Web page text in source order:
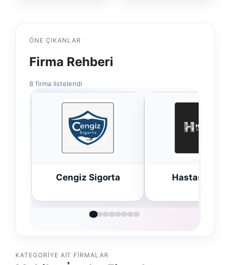
ÖNE ÇIKANLAR
Firma Rehberi
8 firma listelendi
Cengiz Sigorta Hastaş Beton
KATEGORIYE AIT FIRMALAR